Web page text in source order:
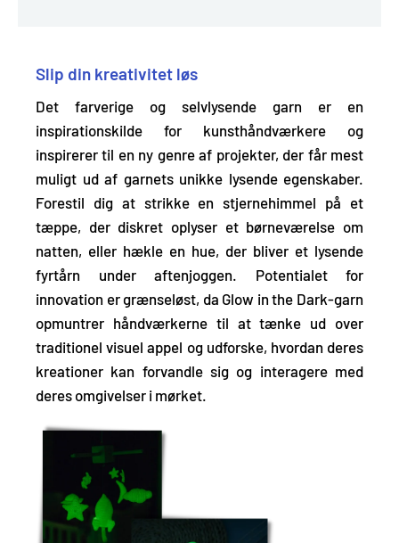
Slip din kreativitet løs
Det farverige og selvlysende garn er en
inspirationskilde for kunsthåndværkere og
inspirerer til en ny genre af projekter, der får mest
muligt ud af garnets unikke lysende egenskaber.
Forestil dig at strikke en stjernehimmel på et
tæppe, der diskret oplyser et børneværelse om
natten, eller hækle en hue, der bliver et lysende
fyrtårn under aftenjoggen. Potentialet for
innovation er grænseløst, da Glow in the Dark-garn
opmuntrer håndværkerne til at tænke ud over
traditionel visuel appel og udforske, hvordan deres
kreationer kan forvandle sig og interagere med
deres omgivelser i mørket.